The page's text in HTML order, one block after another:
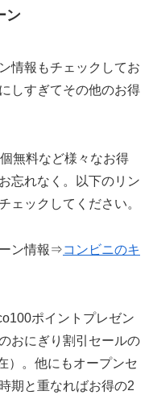
ン
情報もチェックしてお
しすぎてその他のお得
無料など様々なお得
忘れなく。以下のリン
ェックしてください。
ーン情報⇒コンビニのキ
ポイントプレゼン
おにぎり割引セールの
）。他にもオープンセ
期と重なればお得の2